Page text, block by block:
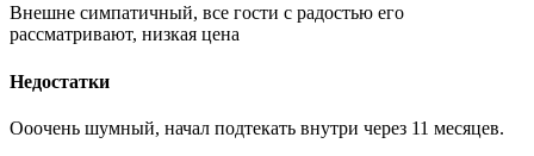
Внешне симпатичный, все гости с радостью его
рассматривают, низкая цена
Недостатки
Ооочень шумный, начал подтекать внутри через 11 месяцев.